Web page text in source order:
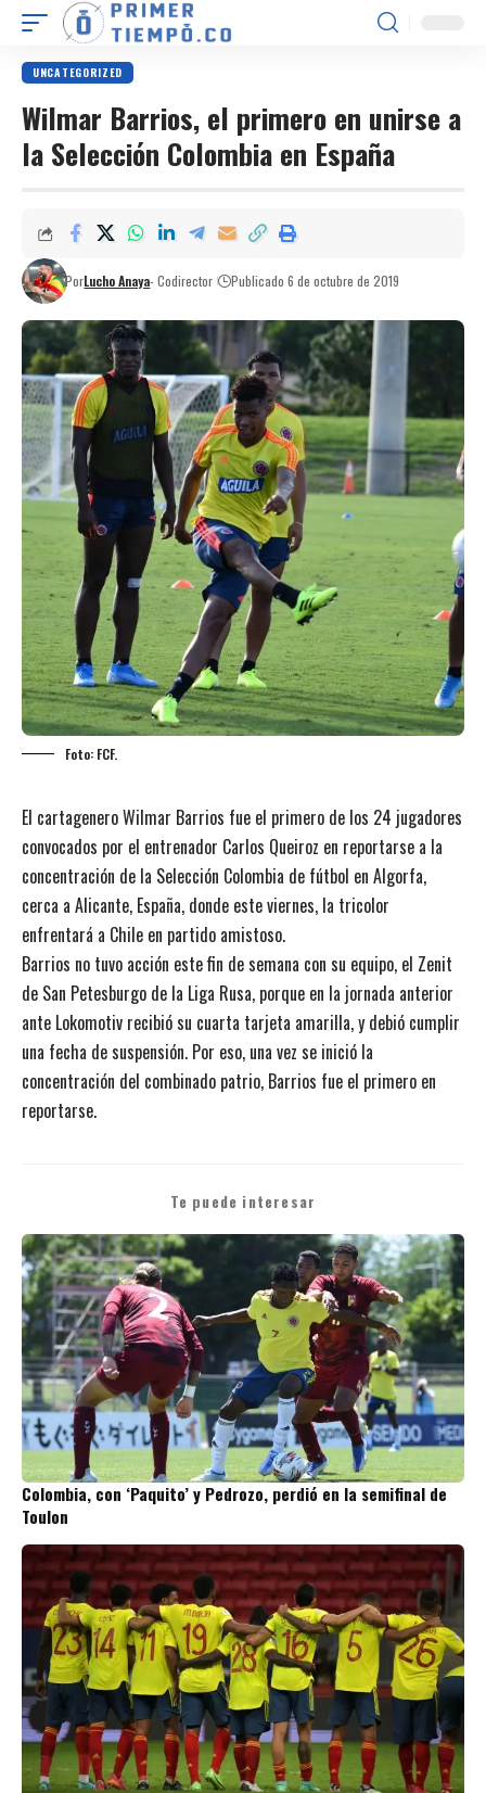
UNCATEGORIZED
Wilmar Barrios, el primero en unirse a
la Selección Colombia en España
PorLucho Anaya- Codirector Publicado 6 de octubre de 2019
Foto: FCF.
El cartagenero Wilmar Barrios fue el primero de los 24 jugadores
convocados por el entrenador Carlos Queiroz en reportarse a la
concentración de la Selección Colombia de fútbol en Algorfa,
cerca a Alicante, España, donde este viernes, la tricolor
enfrentará a Chile en partido amistoso.
Barrios no tuvo acción este fin de semana con su equipo, el Zenit
de San Petesburgo de la Liga Rusa, porque en la jornada anterior
ante Lokomotiv recibió su cuarta tarjeta amarilla, y debió cumplir
una fecha de suspensión. Por eso, una vez se inició la
concentración del combinado patrio, Barrios fue el primero en
reportarse.
Te puede interesar
Colombia, con ‘Paquito’ y Pedrozo, perdió en la semifinal de
Toulon